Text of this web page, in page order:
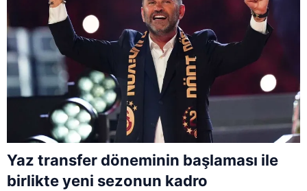
Yaz transfer döneminin başlaması ile
birlikte yeni sezonun kadro